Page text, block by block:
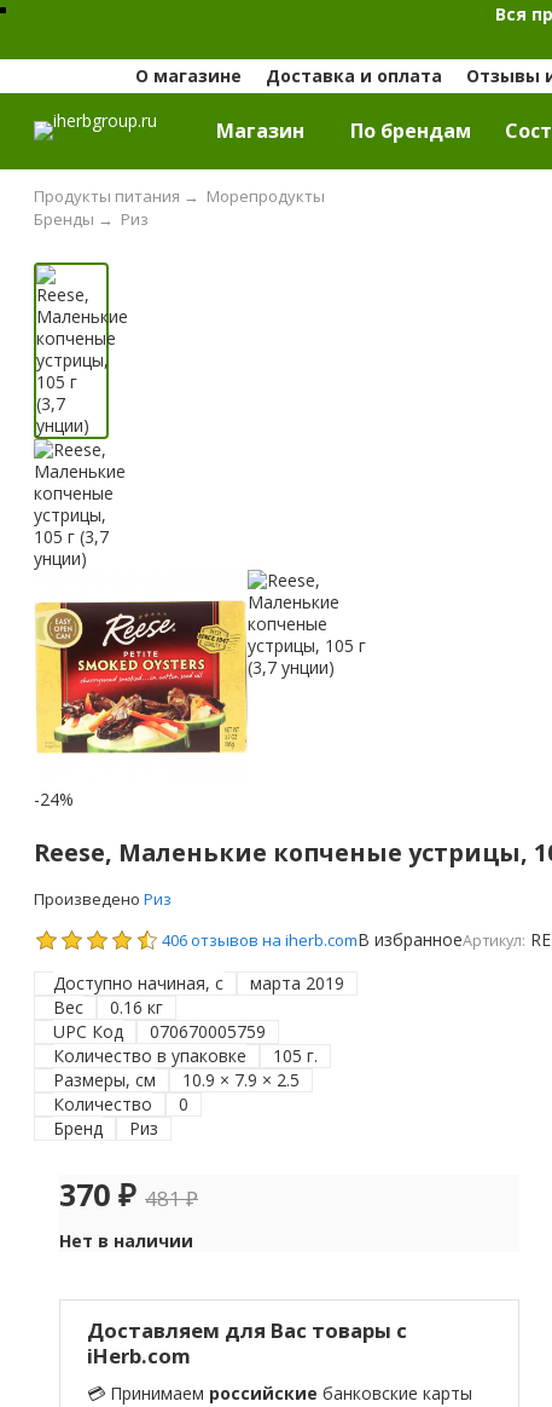
Вся
О магазине
Доставка и оплата Отзывы
Магазин По брендам
Продукты питания → Морепродукты
Риз
Бренды →
-24%
Reese, Маленькие копченые устрицы,
Произведено Риз
406 отзывов на iherb.comВ избранноеАртикул:
Доступно начиная, с
марта 2019
Вес
0.16 кг
UPC Код
070670005759
Количество в упаковке
105 г.
Размеры, см
10.9 × 7.9 × 2.5
Количество
0
Бренд
Риз
370 ₽ 481₽
Нет в наличии
Доставляем для Вас товары с
iHerb.com
💳 Принимаем российские банковские карты